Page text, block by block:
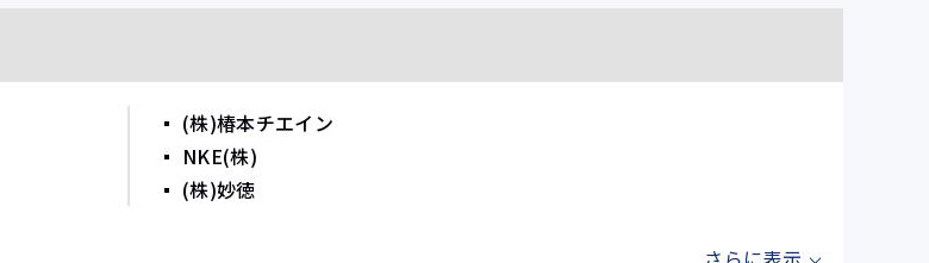
(株)椿本チエイン
NKE(株)
(株)妙徳